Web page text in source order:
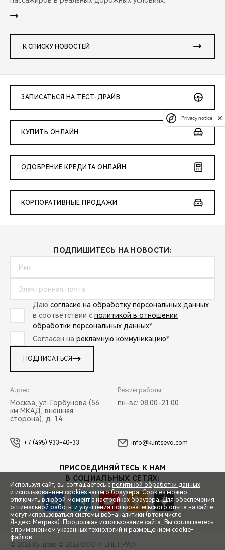
СПЕЦПРЕДЛОЖЕНИЯ
ЗАПИСЬ НА ТЕСТ-ДРАЙВ
К СПИСКУ НОВОСТЕЙ
ЗАПИСАТЬСЯ НА ТЕСТ-ДРАЙВ
КУПИТЬ ОНЛАЙН
ОДОБРЕНИЕ КРЕДИТА ОНЛАЙН
КОРПОРАТИВНЫЕ ПРОДАЖИ
ПОДПИШИТЕСЬ НА НОВОСТИ:
Даю согласие на обработку персональных данных
в соответствии с политикой в отношении
обработки персональных данных*
Согласен на рекламную коммуникацию*
ПОДПИСАТЬСЯ
Адрес:
Москва, ул. Горбунова (56
км МКАД, внешняя
сторона), д. 14
Режим работы:
пн-вс: 08:00-21:00
+7 (495) 933-40-33 info@kuntsevo.com
ПРИСОЕДИНЯЙТЕСЬ К НАМ
В СОЦИАЛЬНЫХ СЕТЯХ:
© 2026 Кунцево © 2026 ООО «ТЕНЕТ РУС»
Используя сайт, вы соглашаетесь с политикой обработки данных
и использованием cookies вашего браузера. Cookies можно
отключить в любой момент в настройках браузера. Для обеспечения
оптимальной работы и улучшения пользовательского опыта на сайте
могут использоваться системы веб-аналитики (в том числе
Яндекс.Метрика). Продолжая использование сайта, Вы соглашаетесь
с применением указанных технологий и размещением cookie-
файлов.
Privacy notice